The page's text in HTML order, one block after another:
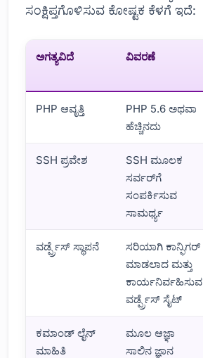
ಸಂಕ್ಷಿಪ್ತಗೊಳಿಸುವ ಕೋಷ್ಟಕ ಕೆಳಗೆ ಇದೆ:
ಅಗತ್ಯವಿದೆ ವಿವರಣೆ
PHP ಆವೃತ್ತಿ
PHP 5.6 ಅಥವಾ
ಹೆಚ್ಚಿನದು
SSH ಪ್ರವೇಶ
SSH ಮೂಲಕ
ಸರ್ವರ್‌ಗೆ
ಸಂಪರ್ಕಿಸುವ
ಸಾಮರ್ಥ್ಯ
ವರ್ಡ್ಪ್ರೆಸ್ ಸ್ಥಾಪನೆ
ಸರಿಯಾಗಿ ಕಾನ್ಫಿಗರ್
ಮಾಡಲಾದ ಮತ್ತು
ಕಾರ್ಯನಿರ್ವಹಿಸುವ
ವರ್ಡ್ಪ್ರೆಸ್ ಸೈಟ್
ಕಮಾಂಡ್ ಲೈನ್
ಮಾಹಿತಿ
ಮೂಲ ಆಜ್ಞಾ
ಸಾಲಿನ ಜ್ಞಾನ